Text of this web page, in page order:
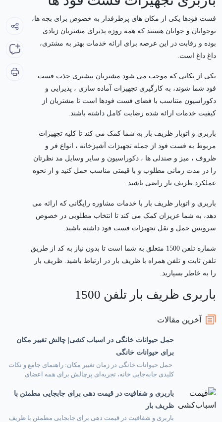
آخرین مقالات
حمل حیوانات خانگی در اسباب کشی| چالش تغییر مکان
برای حیوانات خانگی
حمل حیوانات خانگی در زمان تغییر مکان: راهنمای جامع و نکات
کلیدی جابه‌جایی خانه، تجربه‌ای پرچالش برای همه اعضای
حیوانات به محیط زندگی خود عمیقاً وابسته هستند و تغییر
ناگهانی این محیط می‌تواند منجر به استرس، اضطراب و حتی
مشکلات جسمی برای آن‌ها شود. این […]
باربری و شفافیت در قیمت دهی برای جابجایی مطمئن با
ظریف بار
باربری و شفافیت در قیمت دهی برای جابجایی مطمئن با ظریف
فست فودها یکی از مکان های پرطرفدار به خصوص برای بچه ها،
نوجوانان و جوانان هستند که همه روزه پذیرای مشتریان زیادی
بوده و رقابت در این عرصه برای ارائه خدمات بهتر به مشتری،
داغ داغ است.
یکی از نکاتی که موجب می شود مشتریان بیشتری جذب فست
فود شما شوند، به کارگیری تجهیزات آماده سازی ، پذیرایی و
دکوراسیون متناسب با فضای فست فودها است تا مشتریان از
کیفیت خدمات ارائه شده رضایت کامل داشته باشند.
باربری و اتوبار ظریف بار به شما کمک می کند تا کلیه تجهیزات
مربوط به فست فود از جمله تجهیزات آشپزخانه ، انواع فر و
ظروف ، میز و صندلی ها ، دکوراسیون و سایر وسایل مد نظرتان
را در مدت زمانی مطلوب و با قیمتی مناسب حمل کنید و از نحوه
عملکرد ظریف بار راضی باشید.
باربری و اتوبار ظریف بار با خدمات مشاوره رایگانی که ارائه می
دهد، به شما عزیزان کمک می کند تا انتخاب مطلوبی در خصوص
سرویس حمل و نقل تجهیزات فست فود داشته باشید.
شماره تلفن 1500 متعلق به شما است تا بدون نیاز به کد از طریق
تلفن ثابت و تلفن همراه با ظریف بار در ارتباط باشید. ظریف بار
را به خاطر بسپارید.
باربری ظریف بار تلفن 1500